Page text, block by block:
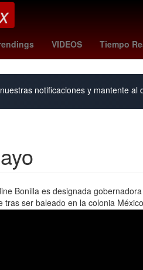
VIDEOS Tiempo
jardine tabla general liga mx 2026
notificaciones y mantente
Bonilla es designada
tras ser baleado en la colonia